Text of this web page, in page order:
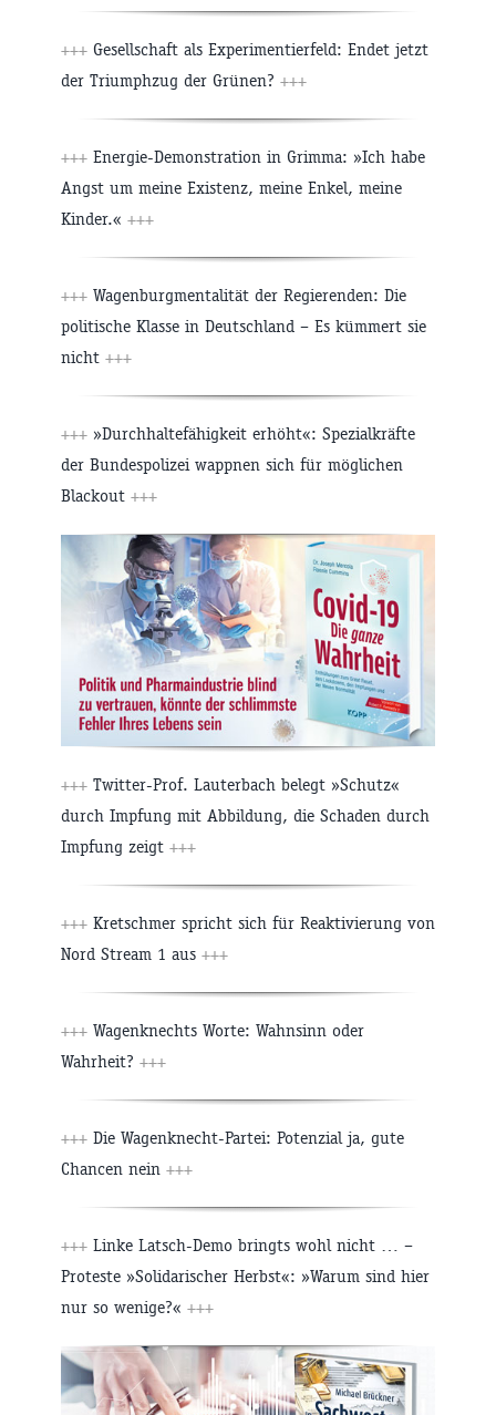
+++ Gesellschaft als Experimentierfeld: Endet jetzt
der Triumphzug der Grünen? +++
+++ Energie-Demonstration in Grimma: »Ich habe
Angst um meine Existenz, meine Enkel, meine
Kinder.« +++
+++ Wagenburgmentalität der Regierenden: Die
politische Klasse in Deutschland – Es kümmert sie
nicht +++
+++ »Durchhaltefähigkeit erhöht«: Spezialkräfte
der Bundespolizei wappnen sich für möglichen
Blackout +++
+++ Twitter-Prof. Lauterbach belegt »Schutz«
durch Impfung mit Abbildung, die Schaden durch
Impfung zeigt +++
+++ Kretschmer spricht sich für Reaktivierung von
Nord Stream 1 aus +++
+++ Wagenknechts Worte: Wahnsinn oder
Wahrheit? +++
+++ Die Wagenknecht-Partei: Potenzial ja, gute
Chancen nein +++
+++ Linke Latsch-Demo bringts wohl nicht … –
Proteste »Solidarischer Herbst«: »Warum sind hier
nur so wenige?« +++